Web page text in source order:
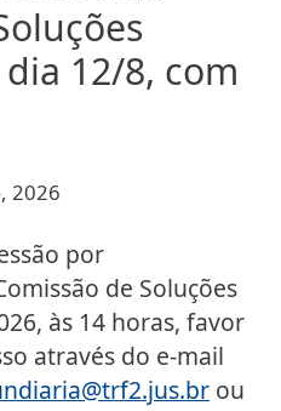
12/8, com
2026
por
de Soluções
às 14 horas, favor
através do e-mail
ou